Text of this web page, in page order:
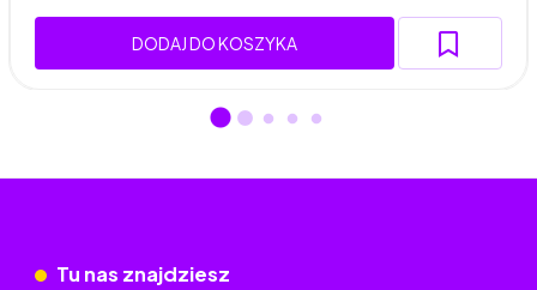
DODAJ DO KOSZYKA
Tu nas znajdziesz